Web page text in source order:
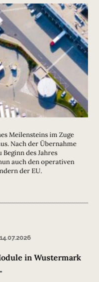
Meilensteins im Zuge
Nach der Übernahme
des Jahres
auch den operativen
der EU.
14.07.2026
in Wustermark